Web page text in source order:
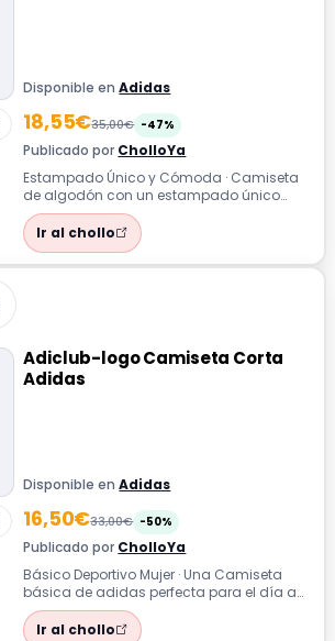
Disponible enAdidas
18,55€35,00€ -47%
Publicado por CholloYa
Estampado Único y Cómoda · Camiseta
de algodón con un estampado único
ideal para darle un toque fresco y
personal a t...
Ir al chollo
Adiclub-logo Camiseta Corta
Adidas
Disponible enAdidas
16,50€33,00€ -50%
Publicado por CholloYa
Básico Deportivo Mujer · Una Camiseta
básica de adidas perfecta para el día a
día por su comodidad y estilo deportivo...
Ir al chollo